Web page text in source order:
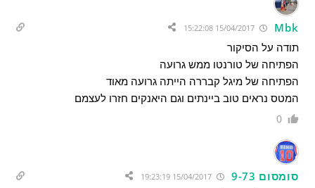
Mbk
תודה על הסיקור
הפתיחה של טורנטו ממש גרועה
הפתיחה של מיגל קבררה הייתה גרועה מאוד
המטס נראים טוב ביינתים וגם היאנקים חזרו לעצמם
0
סומסום 9-73 15/04/2017 19:23:19